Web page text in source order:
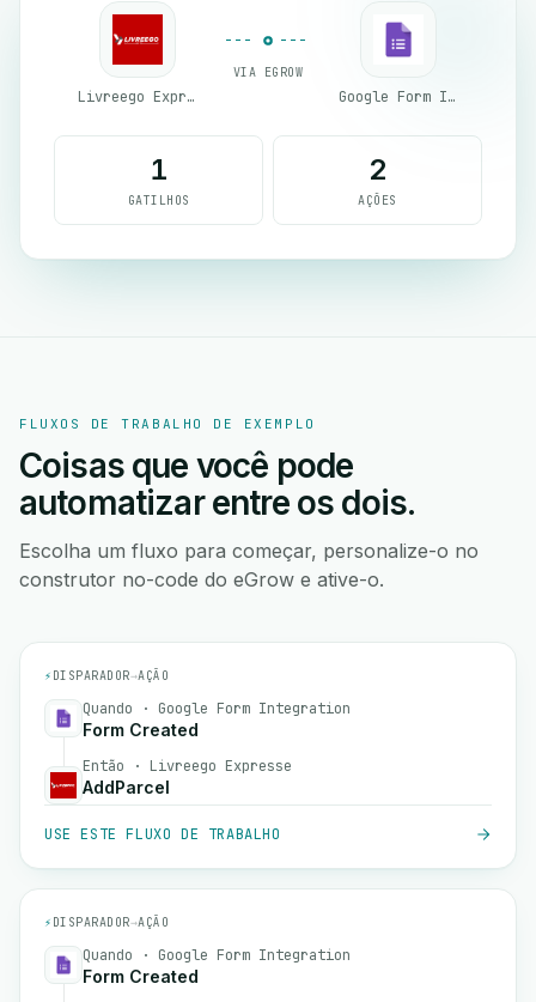
Livreego Expresse
VIA EGROW
Google Form Integration
1
GATILHOS
2
AÇÕES
FLUXOS DE TRABALHO DE EXEMPLO
Coisas que você pode
automatizar entre os dois.
Escolha um fluxo para começar, personalize-o no
construtor no-code do eGrow e ative-o.
⚡ DISPARADOR→AÇÃO
Quando · Google Form Integration
Form Created
Então · Livreego Expresse
AddParcel
USE ESTE FLUXO DE TRABALHO
⚡ DISPARADOR→AÇÃO
Quando · Google Form Integration
Form Created